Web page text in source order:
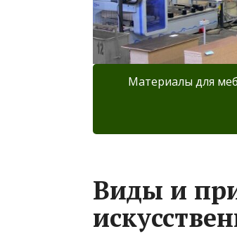
Материалы для
Виды и